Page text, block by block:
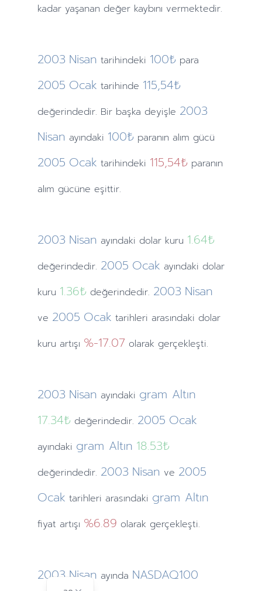
kadar yaşanan değer kaybını vermektedir.
2003 Nisan tarihindeki 100₺ para
2005 Ocak tarihinde 115,54₺
değerindedir. Bir başka deyişle 2003
Nisan ayındaki 100₺ paranın alım gücü
2005 Ocak tarihindeki 115,54₺ paranın
alım gücüne eşittir.
2003 Nisan ayındaki dolar kuru 1.64₺
değerindedir. 2005 Ocak ayındaki dolar
kuru 1.36₺değerindedir. 2003 Nisan
ve 2005 Ocak tarihleri arasındaki dolar
kuru artışı %-17.07 olarak gerçekleşti.
2003 Nisan ayındaki gram Altın
17.34₺değerindedir. 2005 Ocak
ayındaki gram Altın 18.53₺
değerindedir. 2003 Nisan ve 2005
Ocak tarihleri arasındaki gram Altın
fiyat artışı %6.89 olarak gerçekleşti.
2003 Nisan ayında NASDAQ100